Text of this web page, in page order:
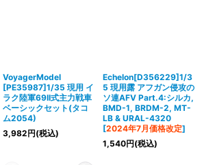
VoyagerModel
[PE35987]1/35 現用 イ
ラク陸軍69II式主力戦車
ベーシックセット(タコ
ム2054)
3,982円(税込)
Echelon[D356229]1/3
5 現用露 アフガン侵攻の
ソ連AFV Part.4:シルカ,
BMD-1, BRDM-2, MT-
LB & URAL-4320
[2024年7月価格改定]
1,540円(税込)